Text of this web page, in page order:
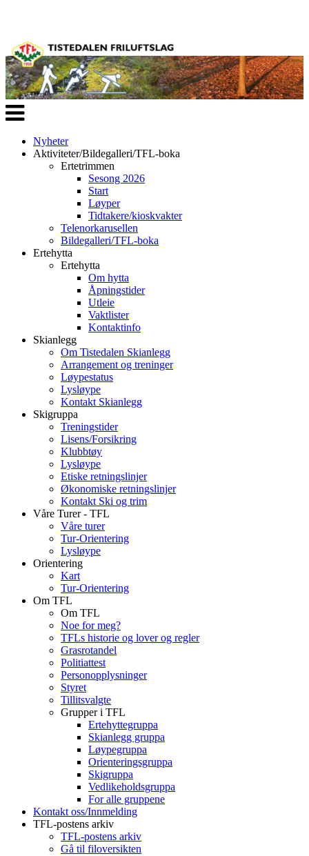
Veksle
navigasjon
Nyheter
Aktiviteter/Bildegalleri/TFL-boka
Ertetrimmen
Sesong 2026
Start
Løyper
Tidtakere/kioskvakter
Telenorkarusellen
Bildegalleri/TFL-boka
Ertehytta
Ertehytta
Om hytta
Åpningstider
Utleie
Vaktlister
Kontaktinfo
Skianlegg
Om Tistedalen Skianlegg
Arrangement og treninger
Løypestatus
Lysløype
Kontakt Skianlegg
Skigruppa
Treningstider
Lisens/Forsikring
Klubbtøy
Lysløype
Etiske retningslinjer
Økonomiske retningslinjer
Kontakt Ski og trim
Våre Turer - TFL
Våre turer
Tur-Orientering
Lysløype
Orientering
Kart
Tur-Orientering
Om TFL
Om TFL
Noe for meg?
TFLs historie og lover og regler
Grasrotandel
Politiattest
Personopplysninger
Styret
Tillitsvalgte
Grupper i TFL
Ertehyttegruppa
Skianlegg gruppa
Løypegruppa
Orienteringsgruppa
Skigruppa
Vedlikeholdsgruppa
For alle gruppene
Kontakt oss/Innmelding
TFL-postens arkiv
TFL-postens arkiv
Gå til filoversikten